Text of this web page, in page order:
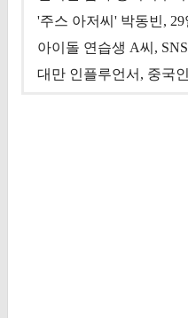
'주스 아저씨' 박동빈, 29